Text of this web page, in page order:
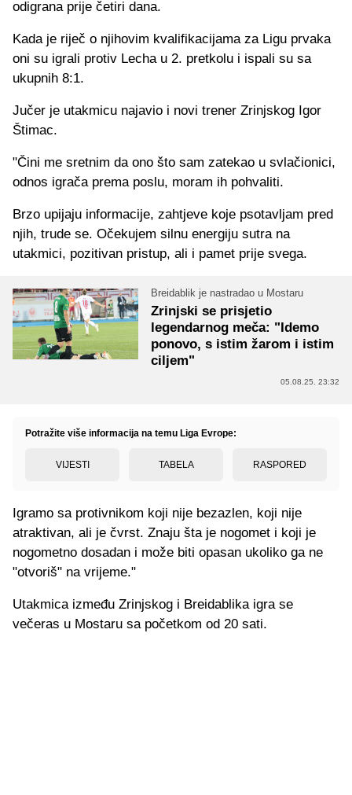
odigrana prije četiri dana.
Kada je riječ o njihovim kvalifikacijama za Ligu prvaka
oni su igrali protiv Lecha u 2. pretkolu i ispali su sa
ukupnih 8:1.
Jučer je utakmicu najavio i novi trener Zrinjskog Igor
Štimac.
"Čini me sretnim da ono što sam zatekao u svlačionici,
odnos igrača prema poslu, moram ih pohvaliti.
Brzo upijaju informacije, zahtjeve koje psotavljam pred
njih, trude se. Očekujem silnu energiju sutra na
utakmici, pozitivan pristup, ali i pamet prije svega.
Breidablik je nastradao u Mostaru
Zrinjski se prisjetio
legendarnog meča: "Idemo
ponovo, s istim žarom i istim
ciljem"
05.08.25. 23:32
Potražite više informacija na temu Liga Evrope:
VIJESTI TABELA RASPORED
Igramo sa protivnikom koji nije bezazlen, koji nije
atraktivan, ali je čvrst. Znaju šta je nogomet i koji je
nogometno dosadan i može biti opasan ukoliko ga ne
"otvoriš" na vrijeme."
Utakmica između Zrinjskog i Breidablika igra se
večeras u Mostaru sa početkom od 20 sati.